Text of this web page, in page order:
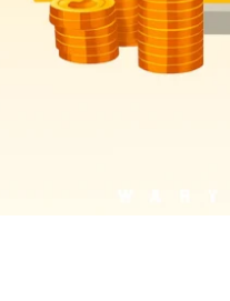
وایت‌اوت سوروایول